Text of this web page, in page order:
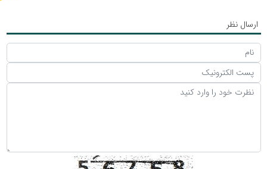
ارسال نظر